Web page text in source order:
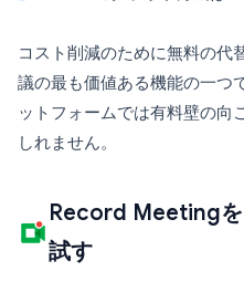
コスト削減のために無料の代
議の最も価値ある機能の一つ
ットフォームでは有料壁の向
しれません。
Record Meetingを
試す